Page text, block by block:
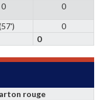
0
0
0
0
rouge